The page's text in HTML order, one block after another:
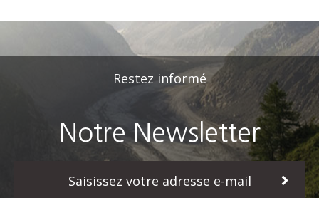
Restez informé
Notre Newsletter